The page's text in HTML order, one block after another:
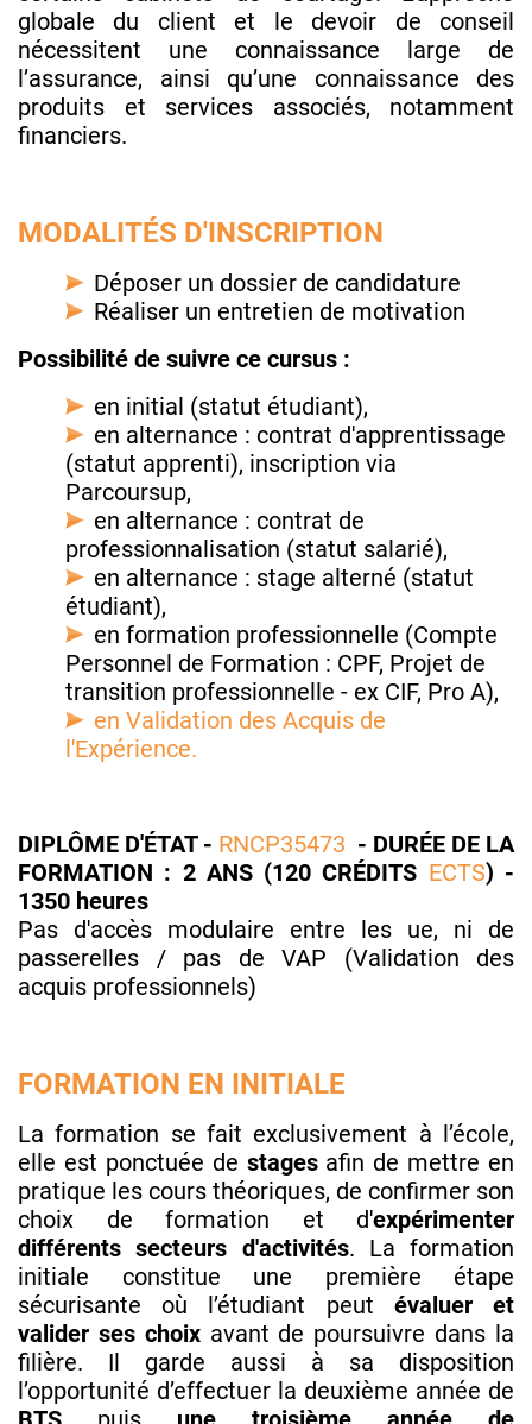
globale du client et le devoir de conseil
nécessitent une connaissance large de
l’assurance, ainsi qu’une connaissance des
produits et services associés, notamment
financiers.
MODALITÉS D'INSCRIPTION
Déposer un dossier de candidature
Réaliser un entretien de motivation
Possibilité de suivre ce cursus :
en initial (statut étudiant),
en alternance : contrat d'apprentissage
(statut apprenti), inscription via
Parcoursup,
en alternance : contrat de
professionnalisation (statut salarié),
en alternance : stage alterné (statut
étudiant),
en formation professionnelle (Compte
Personnel de Formation : CPF, Projet de
transition professionnelle - ex CIF, Pro A),
en Validation des Acquis de
l'Expérience.
DIPLÔME D'ÉTAT - RNCP35473 - DURÉE DE LA
FORMATION : 2 ANS (120 CRÉDITS ECTS) -
1350 heures
Pas d'accès modulaire entre les ue, ni de
passerelles / pas de VAP (Validation des
acquis professionnels)
FORMATION EN INITIALE
La formation se fait exclusivement à l’école,
elle est ponctuée de stagesafin de mettre en
pratique les cours théoriques, de confirmer son
choix de formation et d'expérimenter
différents secteurs d'activités. La formation
initiale constitue une première étape
sécurisante où l’étudiant peut évaluer et
valider ses choixavant de poursuivre dans la
filière. Il garde aussi à sa disposition
l’opportunité d’effectuer la deuxième année de